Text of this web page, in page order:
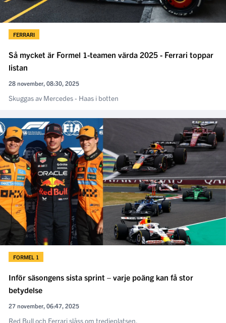
FERRARI
Så mycket är Formel 1-teamen värda 2025 - Ferrari toppar
listan
28 november, 08:30, 2025
Skuggas av Mercedes - Haas i botten
FORMEL 1
Inför säsongens sista sprint – varje poäng kan få stor
betydelse
27 november, 06:47, 2025
Red Bull och Ferrari slåss om tredjeplatsen.